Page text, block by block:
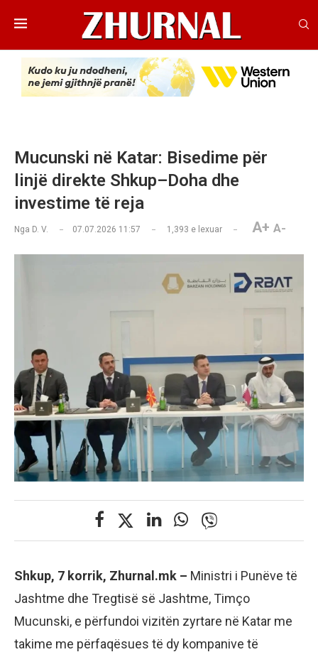
Mucunski në Katar: Bisedime për
linjë direkte Shkup–Doha dhe
investime të reja
Nga D. V. 07.07.2026 11:57 1,393 e lexuar A+ A-
Shkup, 7 korrik, Zhurnal.mk – Ministri i Punëve të
Jashtme dhe Tregtisë së Jashtme, Timço
Mucunski, e përfundoi vizitën zyrtare në Katar me
takime me përfaqësues të dy kompanive të